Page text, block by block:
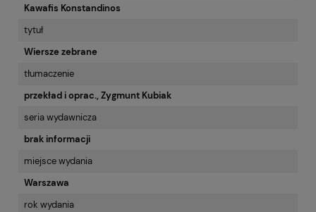
Kawafis Konstandinos
tytuł
Wiersze zebrane
tłumaczenie
przekład i oprac., Zygmunt Kubiak
seria wydawnicza
brak informacji
miejsce wydania
Warszawa
rok wydania